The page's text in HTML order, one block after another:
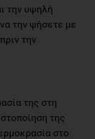
την υψηλή
την ψήσετε με
την
της στη
της
στο